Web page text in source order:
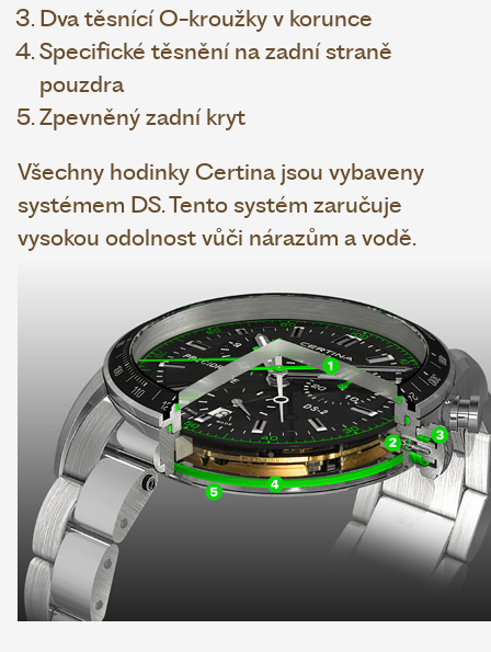
Dva těsnící O-kroužky v korunce
Specifické těsnění na zadní straně
pouzdra
Zpevněný zadní kryt
Všechny hodinky Certina jsou vybaveny
systémem DS. Tento systém zaručuje
vysokou odolnost vůči nárazům a vodě.